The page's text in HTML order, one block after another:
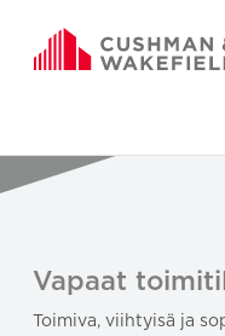
Vapaat
Toimiva, viihtyisä ja